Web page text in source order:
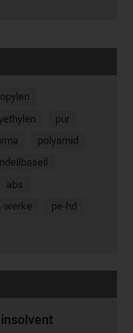
pur
polyamid
abs
werke
pe-hd